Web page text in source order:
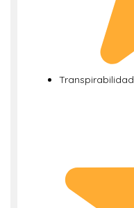
Transpirabilidad